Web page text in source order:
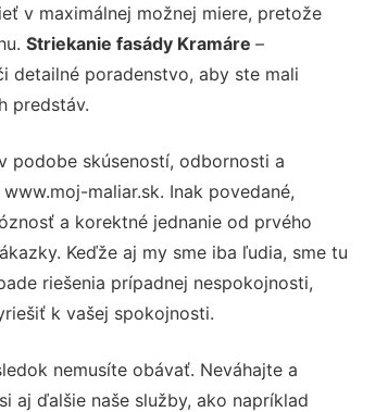
v maximálnej možnej miere, pretože
Striekanie fasády Kramáre –
detailné poradenstvo, aby ste mali
predstáv.
podobe skúseností, odbornosti a
maliar.sk. Inak povedané,
a korektné jednanie od prvého
Keďže aj my sme iba ľudia, sme tu
riešenia prípadnej nespokojnosti,
k vašej spokojnosti.
nemusíte obávať. Neváhajte a
aj ďalšie naše služby, ako napríklad